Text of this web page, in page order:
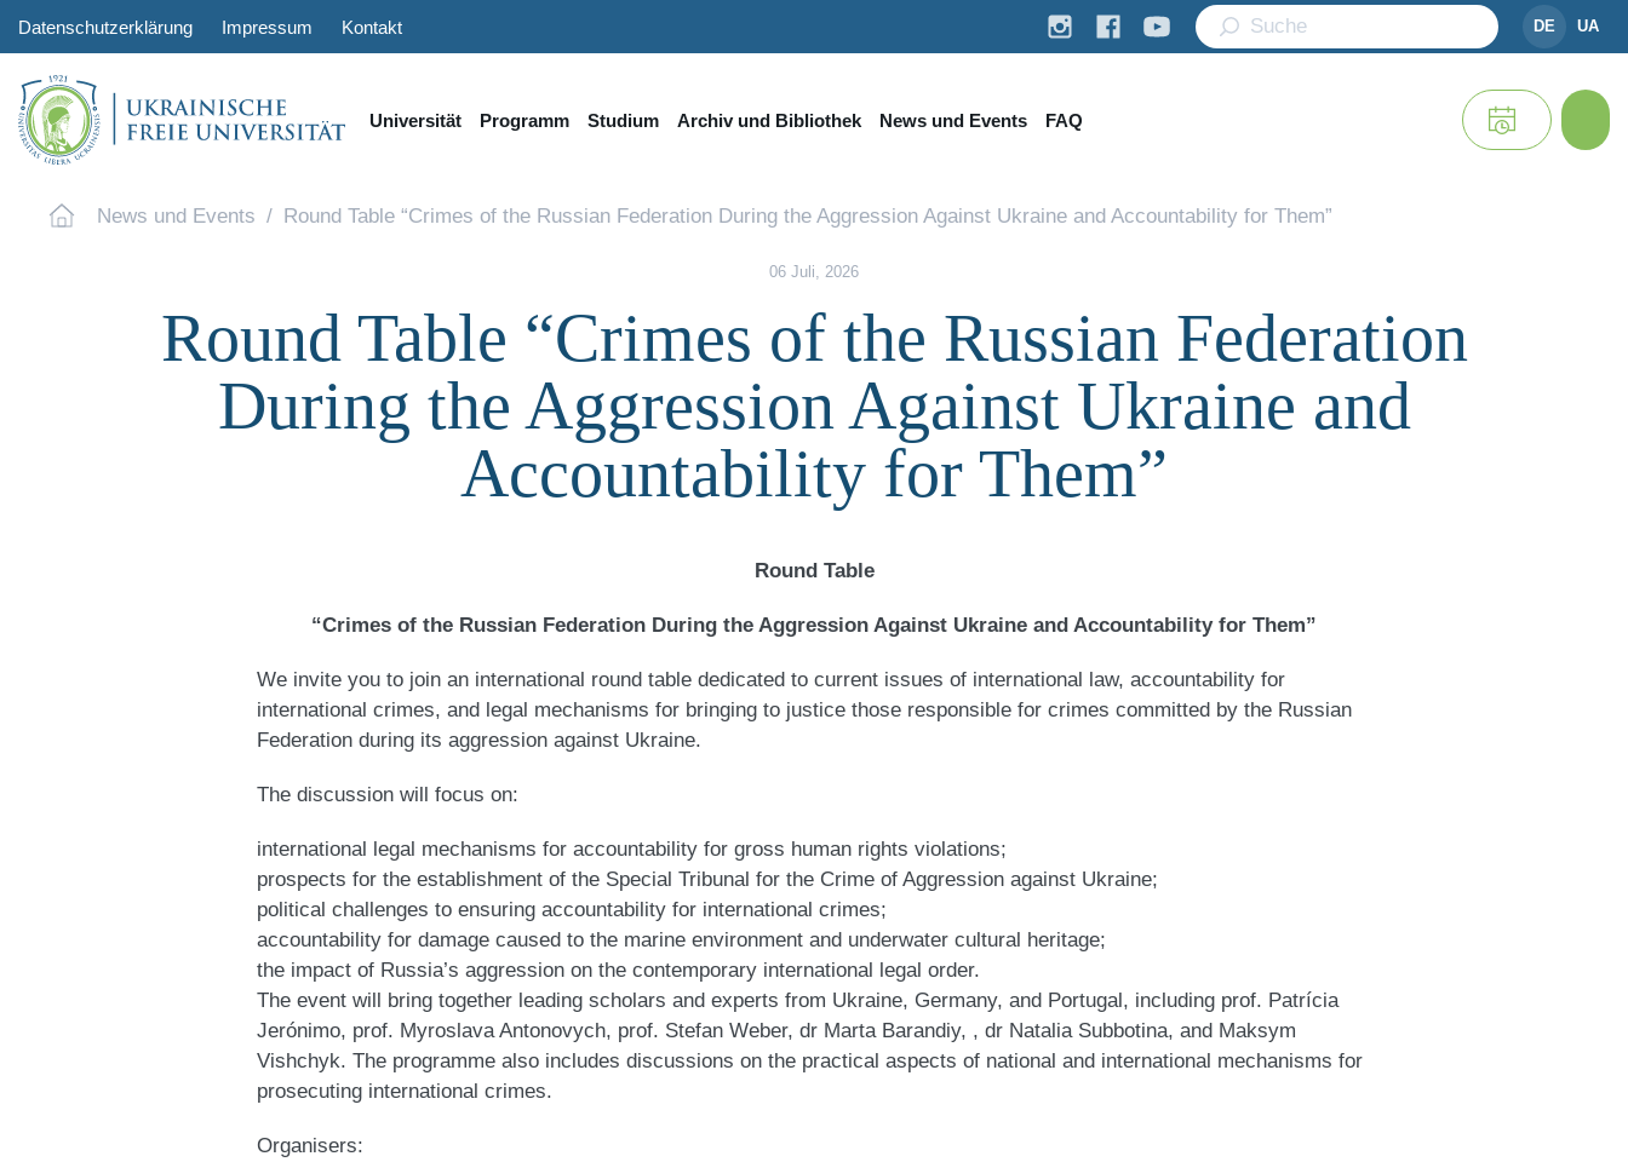
Datenschutzerklärung Impressum Kontakt DE UA
Universität Programm Studium Archiv und Bibliothek News und Events FAQ
News und Events Round Table “Crimes of the Russian Federation During the Aggression Against Ukraine and Accountability for Them”
06 Juli, 2026
Round Table “Crimes of the Russian Federation
During the Aggression Against Ukraine and
Accountability for Them”
Round Table
“Crimes of the Russian Federation During the Aggression Against Ukraine and Accountability for Them”
We invite you to join an international round table dedicated to current issues of international law, accountability for
international crimes, and legal mechanisms for bringing to justice those responsible for crimes committed by the Russian
Federation during its aggression against Ukraine.
The discussion will focus on:
international legal mechanisms for accountability for gross human rights violations;
prospects for the establishment of the Special Tribunal for the Crime of Aggression against Ukraine;
political challenges to ensuring accountability for international crimes;
accountability for damage caused to the marine environment and underwater cultural heritage;
the impact of Russia’s aggression on the contemporary international legal order.
The event will bring together leading scholars and experts from Ukraine, Germany, and Portugal, including prof. Patrícia
Jerónimo, prof. Myroslava Antonovych, prof. Stefan Weber, dr Marta Barandiy, , dr Natalia Subbotina, and Maksym
Vishchyk. The programme also includes discussions on the practical aspects of national and international mechanisms for
prosecuting international crimes.
Organisers: